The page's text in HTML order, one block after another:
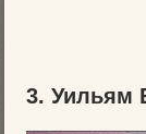
3. Уильям